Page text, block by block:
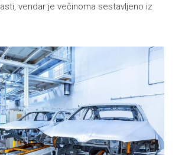
vendar je večinoma sestavljeno iz